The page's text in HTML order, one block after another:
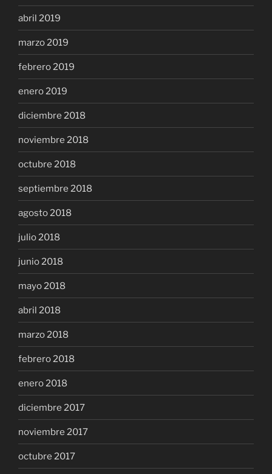
abril 2019
marzo 2019
febrero 2019
enero 2019
diciembre 2018
noviembre 2018
octubre 2018
septiembre 2018
agosto 2018
julio 2018
junio 2018
mayo 2018
abril 2018
marzo 2018
febrero 2018
enero 2018
diciembre 2017
noviembre 2017
octubre 2017